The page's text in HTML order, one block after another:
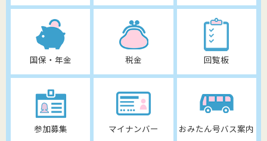
国保・年金 税金 回覧板
参加募集 マイナンバー おみたん号バス案内